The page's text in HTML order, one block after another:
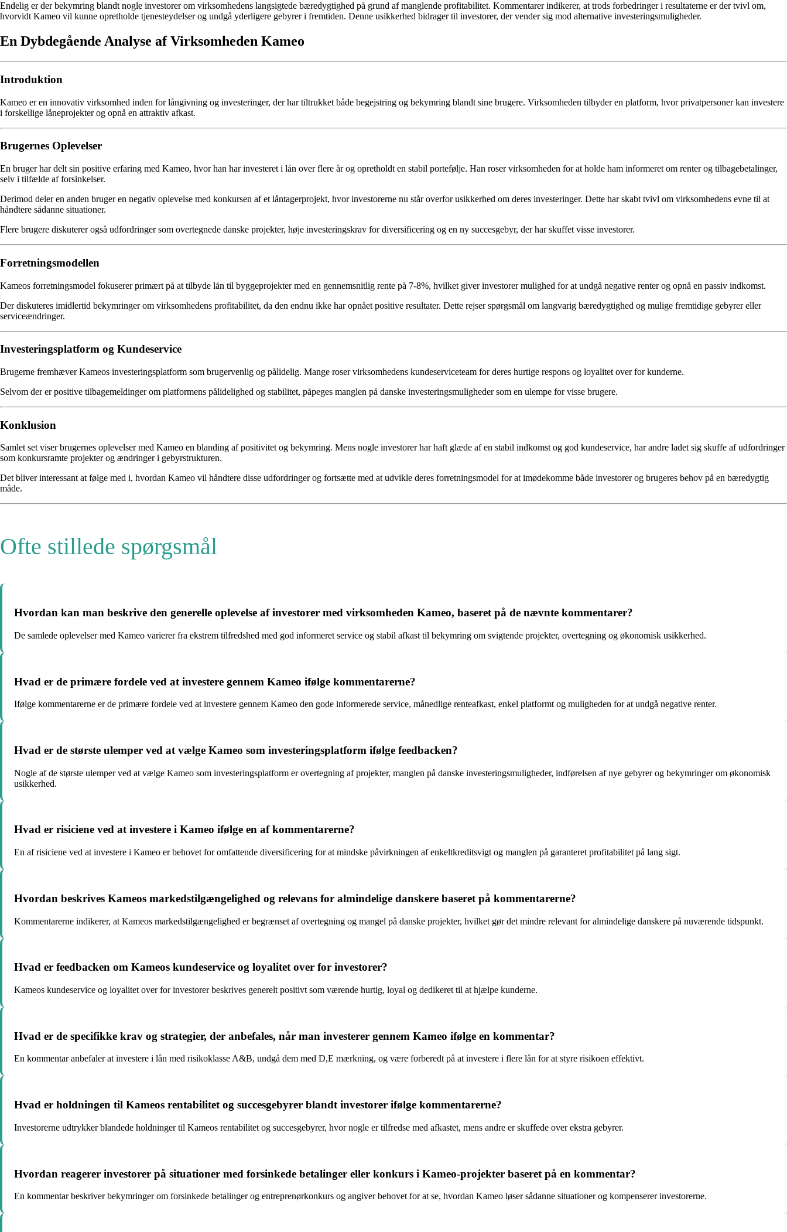
Endelig er der bekymring blandt nogle investorer om virksomhedens langsigtede bæredygtighed på grund af manglende profitabilitet. Kommentarer indikerer, at trods forbedringer i resultaterne er der tvivl om,
hvorvidt Kameo vil kunne opretholde tjenesteydelser og undgå yderligere gebyrer i fremtiden. Denne usikkerhed bidrager til investorer, der vender sig mod alternative investeringsmuligheder.
En Dybdegående Analyse af Virksomheden Kameo
Introduktion
Kameo er en innovativ virksomhed inden for långivning og investeringer, der har tiltrukket både begejstring og bekymring blandt sine brugere. Virksomheden tilbyder en platform, hvor privatpersoner kan investere
i forskellige låneprojekter og opnå en attraktiv afkast.
Brugernes Oplevelser
En bruger har delt sin positive erfaring med Kameo, hvor han har investeret i lån over flere år og opretholdt en stabil portefølje. Han roser virksomheden for at holde ham informeret om renter og tilbagebetalinger,
selv i tilfælde af forsinkelser.
Derimod deler en anden bruger en negativ oplevelse med konkursen af et låntagerprojekt, hvor investorerne nu står overfor usikkerhed om deres investeringer. Dette har skabt tvivl om virksomhedens evne til at
håndtere sådanne situationer.
Flere brugere diskuterer også udfordringer som overtegnede danske projekter, høje investeringskrav for diversificering og en ny succesgebyr, der har skuffet visse investorer.
Forretningsmodellen
Kameos forretningsmodel fokuserer primært på at tilbyde lån til byggeprojekter med en gennemsnitlig rente på 7-8%, hvilket giver investorer mulighed for at undgå negative renter og opnå en passiv indkomst.
Der diskuteres imidlertid bekymringer om virksomhedens profitabilitet, da den endnu ikke har opnået positive resultater. Dette rejser spørgsmål om langvarig bæredygtighed og mulige fremtidige gebyrer eller
serviceændringer.
Investeringsplatform og Kundeservice
Brugerne fremhæver Kameos investeringsplatform som brugervenlig og pålidelig. Mange roser virksomhedens kundeserviceteam for deres hurtige respons og loyalitet over for kunderne.
Selvom der er positive tilbagemeldinger om platformens pålidelighed og stabilitet, påpeges manglen på danske investeringsmuligheder som en ulempe for visse brugere.
Konklusion
Samlet set viser brugernes oplevelser med Kameo en blanding af positivitet og bekymring. Mens nogle investorer har haft glæde af en stabil indkomst og god kundeservice, har andre ladet sig skuffe af udfordringer
som konkursramte projekter og ændringer i gebyrstrukturen.
Det bliver interessant at følge med i, hvordan Kameo vil håndtere disse udfordringer og fortsætte med at udvikle deres forretningsmodel for at imødekomme både investorer og brugeres behov på en bæredygtig
måde.
Ofte stillede spørgsmål
Hvordan kan man beskrive den generelle oplevelse af investorer med virksomheden Kameo, baseret på de nævnte kommentarer?
De samlede oplevelser med Kameo varierer fra ekstrem tilfredshed med god informeret service og stabil afkast til bekymring om svigtende projekter, overtegning og økonomisk usikkerhed.
Hvad er de primære fordele ved at investere gennem Kameo ifølge kommentarerne?
Ifølge kommentarerne er de primære fordele ved at investere gennem Kameo den gode informerede service, månedlige renteafkast, enkel platformt og muligheden for at undgå negative renter.
Hvad er de største ulemper ved at vælge Kameo som investeringsplatform ifølge feedbacken?
Nogle af de største ulemper ved at vælge Kameo som investeringsplatform er overtegning af projekter, manglen på danske investeringsmuligheder, indførelsen af nye gebyrer og bekymringer om økonomisk
usikkerhed.
Hvad er risiciene ved at investere i Kameo ifølge en af kommentarerne?
En af risiciene ved at investere i Kameo er behovet for omfattende diversificering for at mindske påvirkningen af enkeltkreditsvigt og manglen på garanteret profitabilitet på lang sigt.
Hvordan beskrives Kameos markedstilgængelighed og relevans for almindelige danskere baseret på kommentarerne?
Kommentarerne indikerer, at Kameos markedstilgængelighed er begrænset af overtegning og mangel på danske projekter, hvilket gør det mindre relevant for almindelige danskere på nuværende tidspunkt.
Hvad er feedbacken om Kameos kundeservice og loyalitet over for investorer?
Kameos kundeservice og loyalitet over for investorer beskrives generelt positivt som værende hurtig, loyal og dedikeret til at hjælpe kunderne.
Hvad er de specifikke krav og strategier, der anbefales, når man investerer gennem Kameo ifølge en kommentar?
En kommentar anbefaler at investere i lån med risikoklasse A&B, undgå dem med D,E mærkning, og være forberedt på at investere i flere lån for at styre risikoen effektivt.
Hvad er holdningen til Kameos rentabilitet og succesgebyrer blandt investorer ifølge kommentarerne?
Investorerne udtrykker blandede holdninger til Kameos rentabilitet og succesgebyrer, hvor nogle er tilfredse med afkastet, mens andre er skuffede over ekstra gebyrer.
Hvordan reagerer investorer på situationer med forsinkede betalinger eller konkurs i Kameo-projekter baseret på en kommentar?
En kommentar beskriver bekymringer om forsinkede betalinger og entreprenørkonkurs og angiver behovet for at se, hvordan Kameo løser sådanne situationer og kompenserer investorerne.